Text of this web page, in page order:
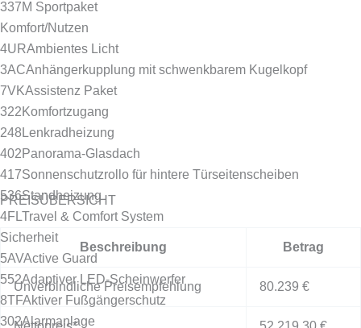
337M Sportpaket
Komfort/Nutzen
4URAmbientes Licht
3ACAnhängerkupplung mit schwenkbarem Kugelkopf
7VKAssistenz Paket
322 Komfortzugang
248 Lenkradheizung
402 Panorama-Glasdach
417Sonnenschutzrollo für hintere Türseitenscheiben
536Standheizung
4FLTravel & Comfort System
Sicherheit
5AVActive Guard
552Adaptiver LED-Scheinwerfer
8TFAktiver Fußgängerschutz
302Alarmanlage
PREISÜBERSICHT
Beschreibung Betrag
Unverbindliche Preisempfehlung 80.239 €